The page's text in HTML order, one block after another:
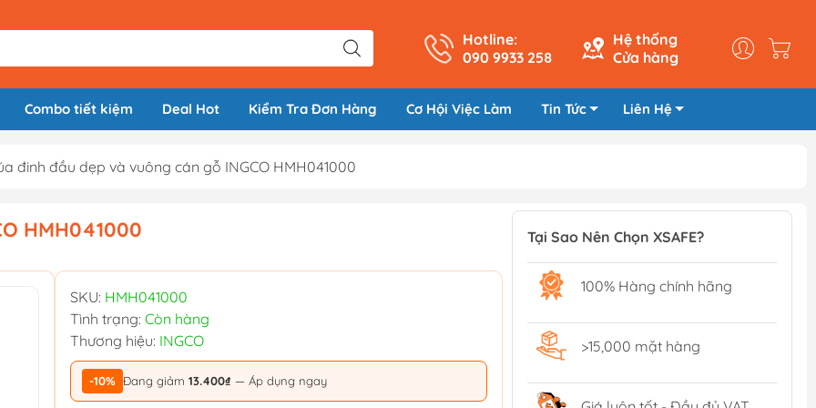
Hotline:
090 9933 258
Hệ thống
Cửa hàng
Combo tiết kiệm Deal Hot Kiểm Tra Đơn Hàng Cơ Hội Việc Làm Tin Tức Liên Hệ
đinh đầu dẹp và vuông cán gỗ INGCO HMH041000
HMH041000
SKU: HMH041000
Tình trạng: Còn hàng
Thương hiệu: INGCO
-10% Đang giảm 13.400₫ — Áp dụng ngay
Tại Sao Nên Chọn XSAFE?
100% Hàng chính hãng
>15,000 mặt hàng